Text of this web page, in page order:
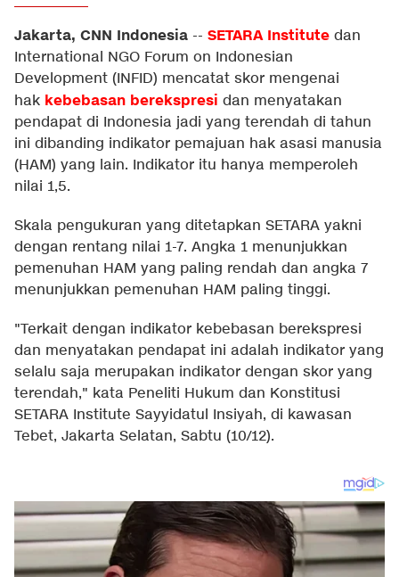
Jakarta, CNN Indonesia -- SETARA Institute dan
International NGO Forum on Indonesian
Development (INFID) mencatat skor mengenai
hak kebebasan berekspresi dan menyatakan
pendapat di Indonesia jadi yang terendah di tahun
ini dibanding indikator pemajuan hak asasi manusia
(HAM) yang lain. Indikator itu hanya memperoleh
nilai 1,5.
Skala pengukuran yang ditetapkan SETARA yakni
dengan rentang nilai 1-7. Angka 1 menunjukkan
pemenuhan HAM yang paling rendah dan angka 7
menunjukkan pemenuhan HAM paling tinggi.
"Terkait dengan indikator kebebasan berekspresi
dan menyatakan pendapat ini adalah indikator yang
selalu saja merupakan indikator dengan skor yang
terendah," kata Peneliti Hukum dan Konstitusi
SETARA Institute Sayyidatul Insiyah, di kawasan
Tebet, Jakarta Selatan, Sabtu (10/12).